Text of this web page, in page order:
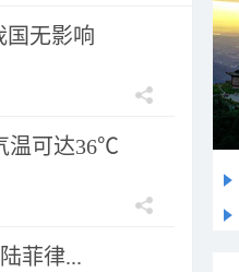
国无影响
温可达36℃
菲律...